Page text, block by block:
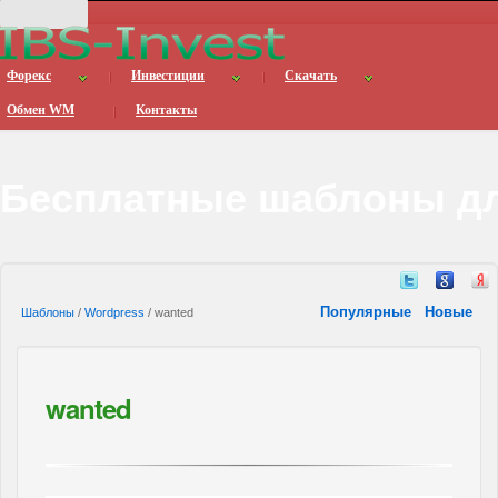
Форекс Инвестиции Скачать
Обмен WM Контакты
Шаблоны / Wordpress / wanted Популярные Новые
wanted